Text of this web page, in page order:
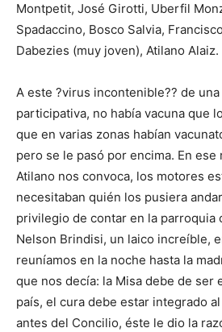
Montpetit, José Girotti, Uberfil
Spadaccino, Bosco Salvia,
Dabezies (muy joven), Atilano Alaiz.
A este ?virus incontenible?? de
participativa, no había vacuna que
que en varias zonas habían
pero se le pasó por encima. En
Atilano nos convoca, los motores
necesitaban quién los pusiera
privilegio de contar en la parroquia
Nelson Brindisi, un laico increíble,
reuníamos en la noche hasta la
que nos decía: la Misa debe de ser
país, el cura debe estar integrado
antes del Concilio, éste le dio la